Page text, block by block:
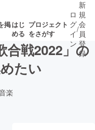
掲はじ
める
プロジェクト
をさがす
終了が近いプ
ェクト
ロ
グ
イ
ン
/
新
規
会
員
登
録
合戦2022」の
たい
楽